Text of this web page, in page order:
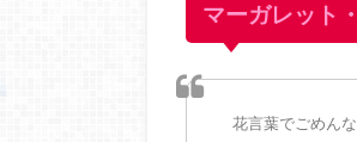
マーガレット
花言葉でごめん